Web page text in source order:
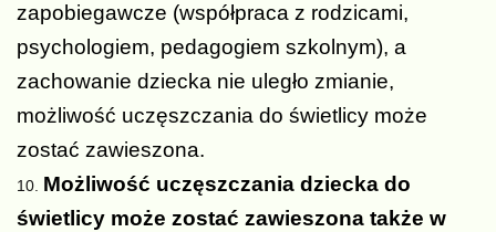
zapobiegawcze (współpraca z rodzicami,
psychologiem, pedagogiem szkolnym), a
zachowanie dziecka nie uległo zmianie,
możliwość uczęszczania do świetlicy może
zostać zawieszona.
Możliwość uczęszczania dziecka do
świetlicy może zostać zawieszona także w